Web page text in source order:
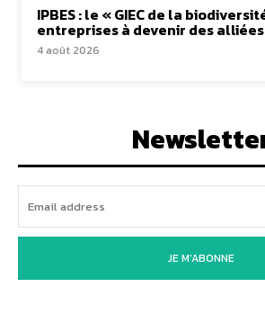
IPBES : le « GIEC de la
entreprises à devenir des
4 août 2026
JE M'ABONNE